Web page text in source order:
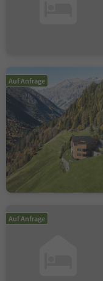
Auf Anfrage
Auf Anfrage